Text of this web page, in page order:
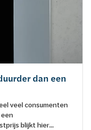
dan een
veel consumenten
blijkt hier...